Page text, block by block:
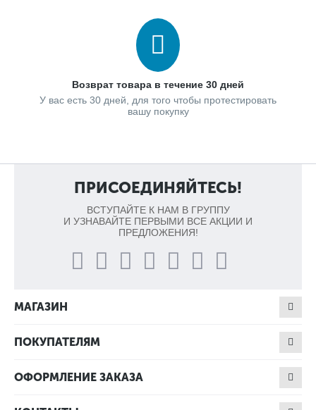
Возврат товара в течение 30 дней
У вас есть 30 дней, для того чтобы протестировать
вашу покупку
ПРИСОЕДИНЯЙТЕСЬ!
ВСТУПАЙТЕ К НАМ В ГРУППУ
И УЗНАВАЙТЕ ПЕРВЫМИ ВСЕ АКЦИИ И
ПРЕДЛОЖЕНИЯ!
МАГАЗИН
ПОКУПАТЕЛЯМ
ОФОРМЛЕНИЕ ЗАКАЗА